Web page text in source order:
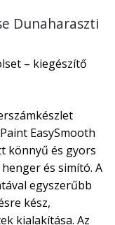
Dunaharaszti
– kiegészítő
EasySmooth
könnyű és gyors
és simító. A
egyszerűbb
kész,
kialakítása. Az